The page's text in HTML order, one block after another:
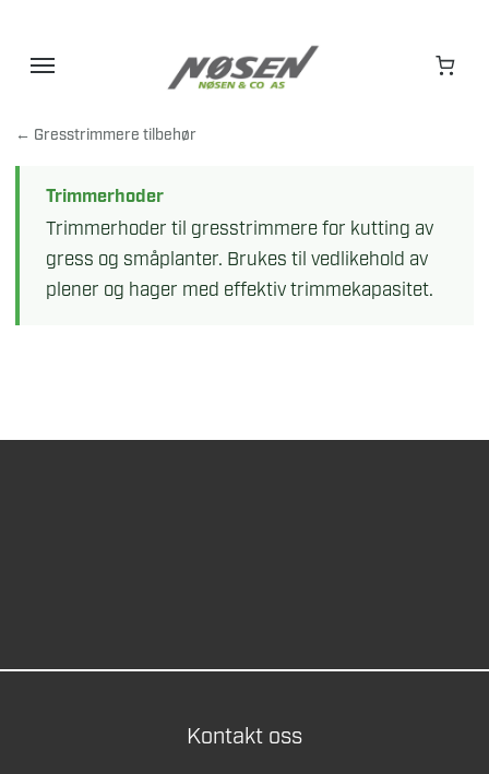
← Gresstrimmere tilbehør
Trimmerhoder
Trimmerhoder til gresstrimmere for kutting av
gress og småplanter. Brukes til vedlikehold av
plener og hager med effektiv trimmekapasitet.
Kontakt oss